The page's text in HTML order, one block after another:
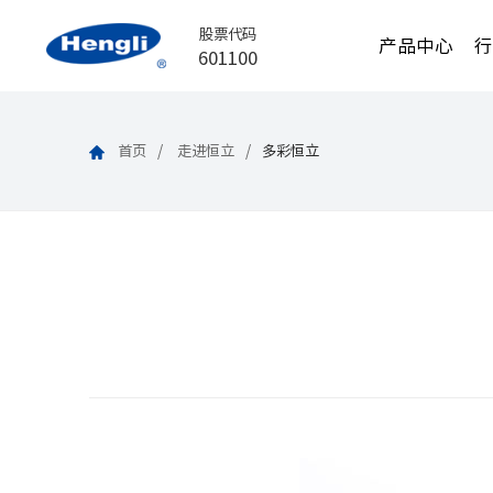
股票代码
601100
产品中心
首页 走进恒立 多彩恒立